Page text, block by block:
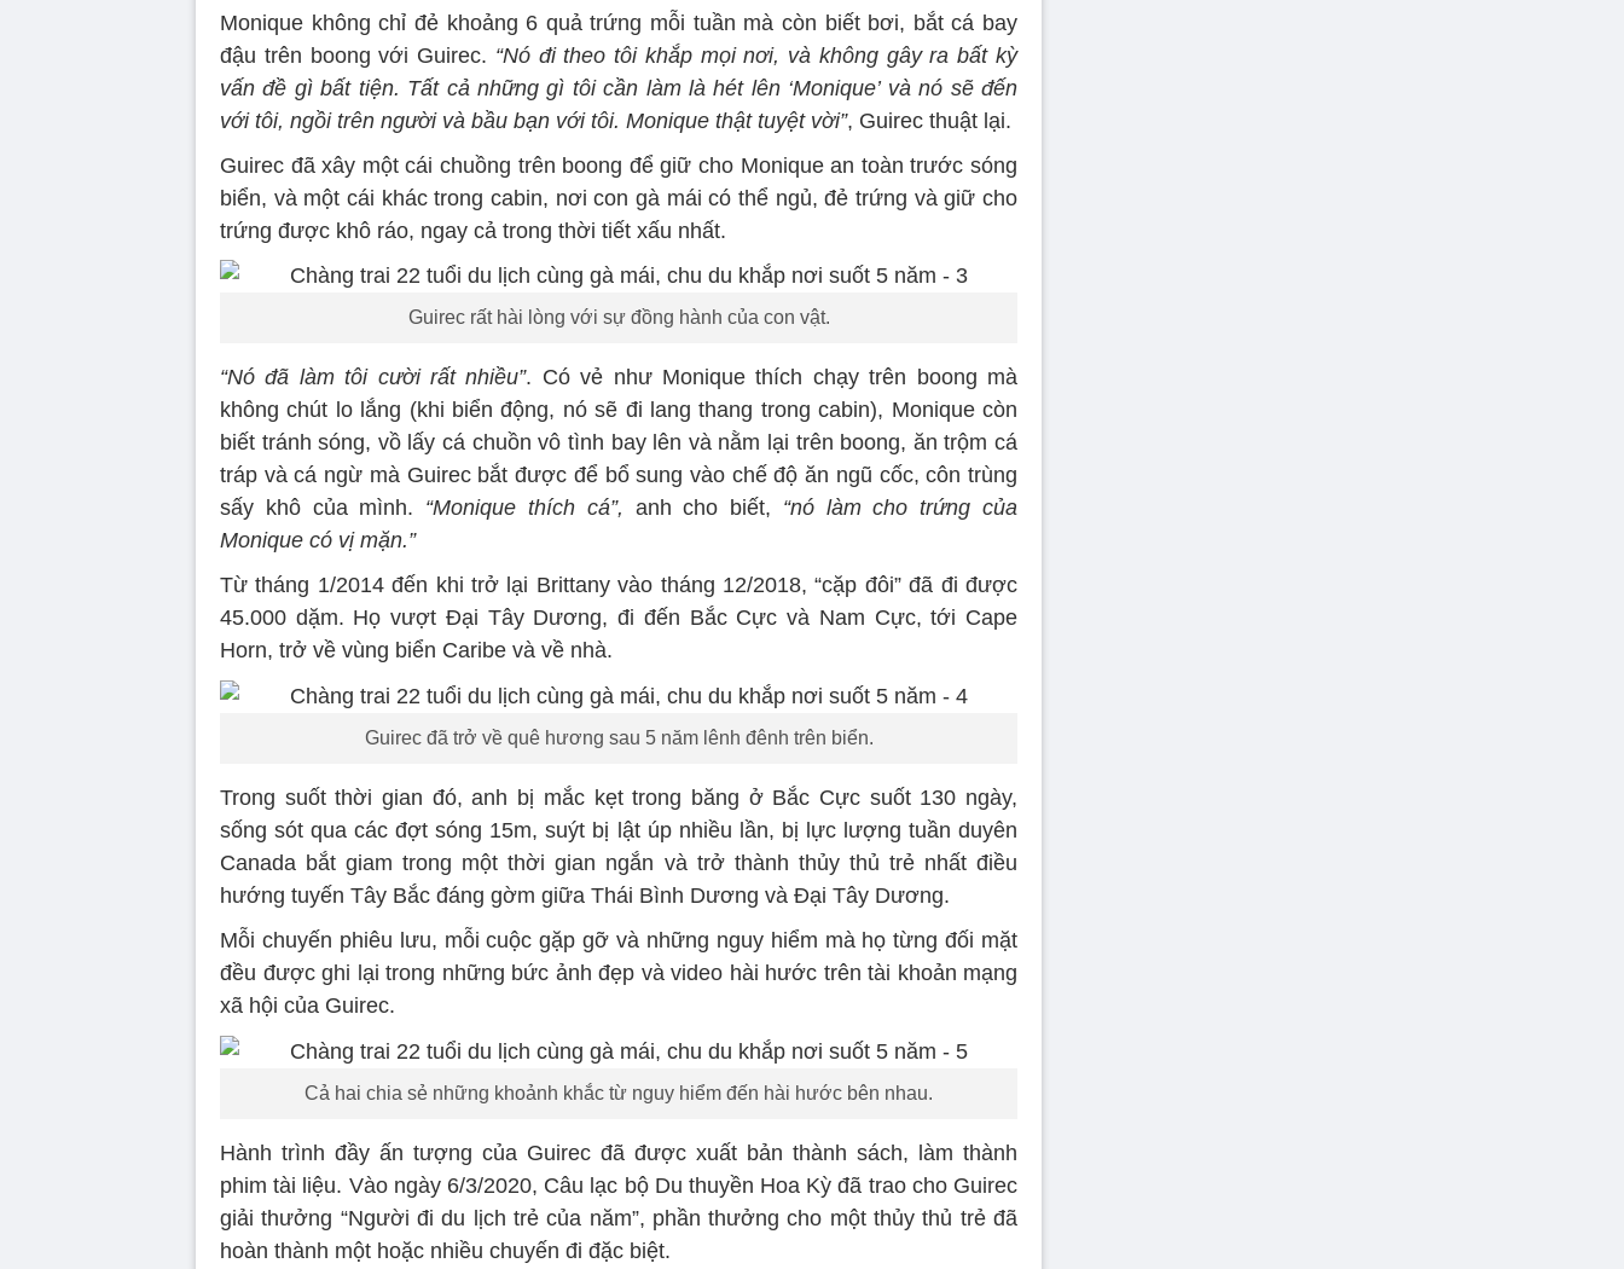
Monique không chỉ đẻ khoảng 6 quả trứng mỗi tuần mà còn biết bơi, bắt cá bay
đậu trên boong với Guirec. “Nó đi theo tôi khắp mọi nơi, và không gây ra bất kỳ
vấn đề gì bất tiện. Tất cả những gì tôi cần làm là hét lên ‘Monique’ và nó sẽ đến
với tôi, ngồi trên người và bầu bạn với tôi. Monique thật tuyệt vời”, Guirec thuật lại.
Guirec đã xây một cái chuồng trên boong để giữ cho Monique an toàn trước sóng
biển, và một cái khác trong cabin, nơi con gà mái có thể ngủ, đẻ trứng và giữ cho
trứng được khô ráo, ngay cả trong thời tiết xấu nhất.
Guirec rất hài lòng với sự đồng hành của con vật.
“Nó đã làm tôi cười rất nhiều”. Có vẻ như Monique thích chạy trên boong mà
không chút lo lắng (khi biển động, nó sẽ đi lang thang trong cabin), Monique còn
biết tránh sóng, vồ lấy cá chuồn vô tình bay lên và nằm lại trên boong, ăn trộm cá
tráp và cá ngừ mà Guirec bắt được để bổ sung vào chế độ ăn ngũ cốc, côn trùng
sấy khô của mình. “Monique thích cá”, anh cho biết, “nó làm cho trứng của
Monique có vị mặn.”
Từ tháng 1/2014 đến khi trở lại Brittany vào tháng 12/2018, “cặp đôi” đã đi được
45.000 dặm. Họ vượt Đại Tây Dương, đi đến Bắc Cực và Nam Cực, tới Cape
Horn, trở về vùng biển Caribe và về nhà.
Guirec đã trở về quê hương sau 5 năm lênh đênh trên biển.
Trong suốt thời gian đó, anh bị mắc kẹt trong băng ở Bắc Cực suốt 130 ngày,
sống sót qua các đợt sóng 15m, suýt bị lật úp nhiều lần, bị lực lượng tuần duyên
Canada bắt giam trong một thời gian ngắn và trở thành thủy thủ trẻ nhất điều
hướng tuyến Tây Bắc đáng gờm giữa Thái Bình Dương và Đại Tây Dương.
Mỗi chuyến phiêu lưu, mỗi cuộc gặp gỡ và những nguy hiểm mà họ từng đối mặt
đều được ghi lại trong những bức ảnh đẹp và video hài hước trên tài khoản mạng
xã hội của Guirec.
Cả hai chia sẻ những khoảnh khắc từ nguy hiểm đến hài hước bên nhau.
Hành trình đầy ấn tượng của Guirec đã được xuất bản thành sách, làm thành
phim tài liệu. Vào ngày 6/3/2020, Câu lạc bộ Du thuyền Hoa Kỳ đã trao cho Guirec
giải thưởng “Người đi du lịch trẻ của năm”, phần thưởng cho một thủy thủ trẻ đã
hoàn thành một hoặc nhiều chuyến đi đặc biệt.